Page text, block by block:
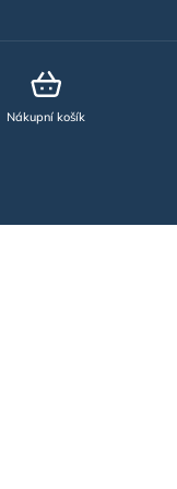
Nákupní košík